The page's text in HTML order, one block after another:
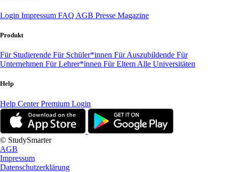
Login Impressum FAQ AGB Presse Magazine
Produkt
Für Studierende Für Schüler*innen Für Auszubildende Für
Unternehmen Für Lehrer*innen Für Eltern Alle Universitäten
Help
Help CenterPremium Login
© StudySmarter
AGB
Impressum
Datenschutzerklärung